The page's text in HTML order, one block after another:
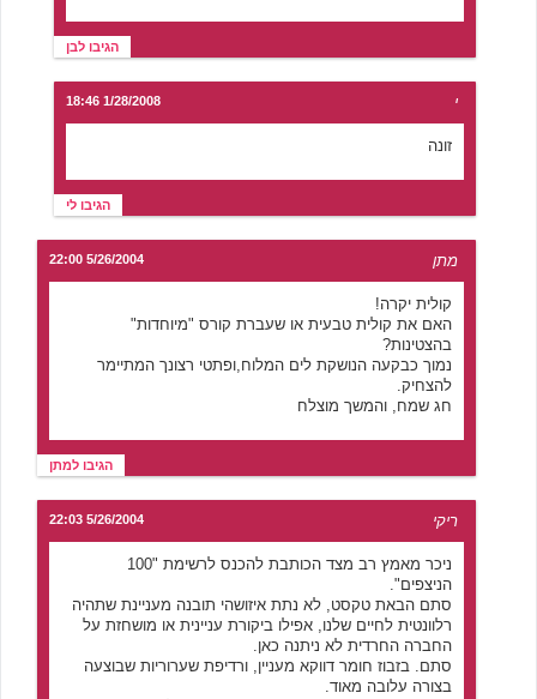
הגיבו לבן
י 1/28/2008 18:46
זונה
הגיבו לי
מתן 5/26/2004 22:00
קולית יקרה!
האם את קולית טבעית או שעברת קורס "מיוחדות"
בהצטינות?
נמוך כבקעה הנושקת לים המלוח,ופתטי רצונך המתיימר
להצחיק.
חג שמח, והמשך מוצלח
הגיבו למתן
ריקי 5/26/2004 22:03
ניכר מאמץ רב מצד הכותבת להכנס לרשימת "100
הניצפים".
סתם הבאת טקסט, לא נתת איזושהי תובנה מעניינת שתהיה
רלוונטית לחיים שלנו, אפילו ביקורת עניינית או מושחזת על
החברה החרדית לא ניתנה כאן.
סתם. בזבוז חומר דווקא מעניין, ורדיפת שערוריות שבוצעה
בצורה עלובה מאוד.